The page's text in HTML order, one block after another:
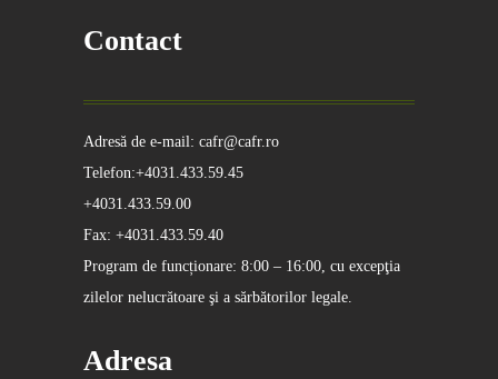
Contact
Adresă de e-mail: cafr@cafr.ro
Telefon:+4031.433.59.45
+4031.433.59.00
Fax: +4031.433.59.40
Program de funcționare: 8:00 – 16:00, cu excepţia
zilelor nelucrătoare şi a sărbătorilor legale.
Adresa